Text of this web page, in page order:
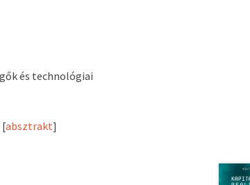
és technológiai
[absztrakt]